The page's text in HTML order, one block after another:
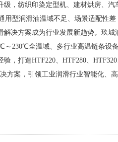
，纺织印染定型机、建材烘房、汽
型润滑油温域不足、场景适配性差
决方案成为行业发展新趋势。玖城
～230℃全温域、多行业高温链条设
，打造HTF220、HTF280、HTF320
方案，引领工业润滑行业智能化、